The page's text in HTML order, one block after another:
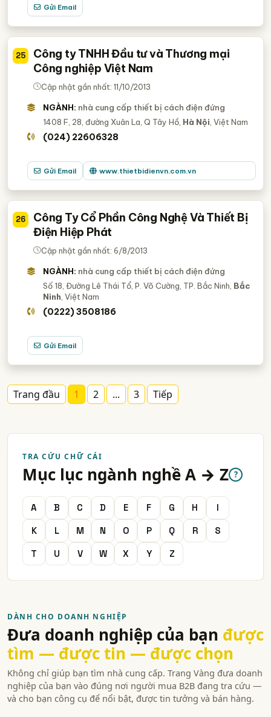
Gửi Email
25
Công ty TNHH Đầu tư và Thương mại
Công nghiệp Việt Nam
Cập nhật gần nhất: 11/10/2013
NGÀNH: nhà cung cấp thiết bị cách điện đứng
1408 F, 28, đường Xuân La, Q Tây Hồ, Hà Nội , Việt Nam
(024) 22606328
Gửi Email www.thietbidienvn.com.vn
26
Công Ty Cổ Phần Công Nghệ Và Thiết Bị
Điện Hiệp Phát
Cập nhật gần nhất: 6/8/2013
NGÀNH: nhà cung cấp thiết bị cách điện đứng
Số 18, Đường Lê Thái Tổ, P. Võ Cường, TP. Bắc Ninh, Bắc
Ninh , Việt Nam
(0222) 3508186
Gửi Email
Trang đầu 1 2 ... 3 Tiếp
TRA CỨU CHỮ CÁI
Mục lục ngành nghề A → Z ?
A B C D E F G H
I
K
L M N O P Q R
S
T
U V W X Y Z
DÀNH CHO DOANH NGHIỆP
Đưa doanh nghiệp của bạn được
tìm — được tin — được chọn
Không chỉ giúp bạn tìm nhà cung cấp. Trang Vàng đưa doanh
nghiệp của bạn vào đúng nơi người mua B2B đang tra cứu —
và cho bạn công cụ để nổi bật, được tin tưởng và bán hàng.